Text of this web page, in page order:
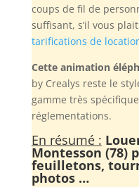
coups de fil de
suffisant, s’il vous
tarifications de
Cette animation
by Crealys reste le
gamme très
réglementations.
En résumé :
Montesson (78)
feuilletons,
photos …